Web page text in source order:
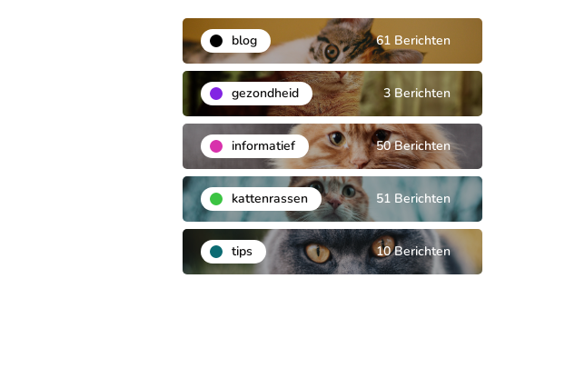
blog 61 Berichten
gezondheid 3 Berichten
informatief 50 Berichten
kattenrassen 51 Berichten
tips 10 Berichten